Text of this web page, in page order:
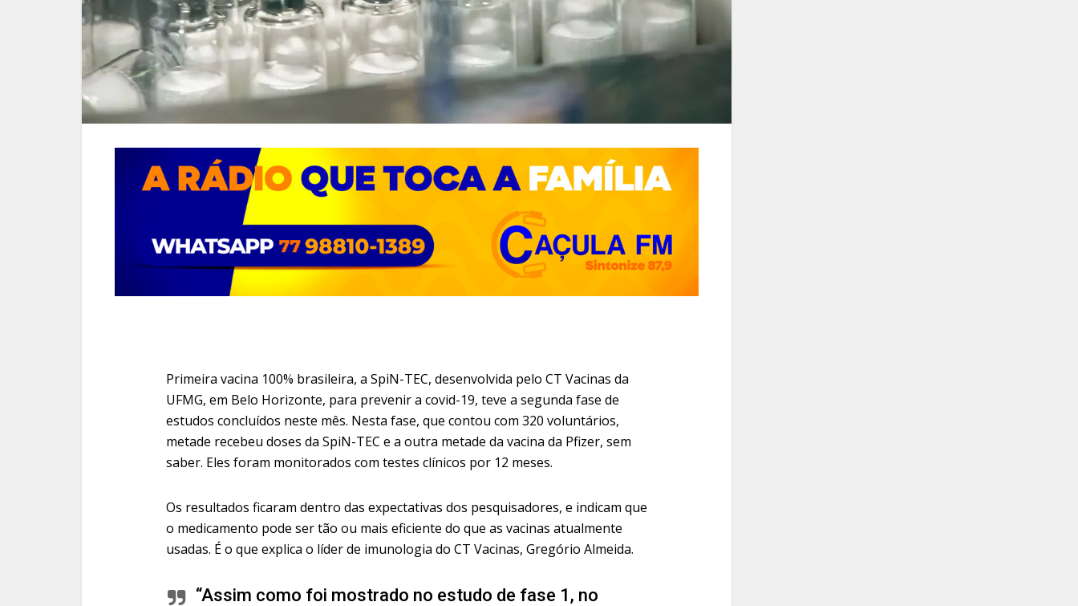
Primeira vacina 100% brasileira, a SpiN-TEC, desenvolvida pelo CT Vacinas da
UFMG, em Belo Horizonte, para prevenir a covid-19, teve a segunda fase de
estudos concluídos neste mês. Nesta fase, que contou com 320 voluntários,
metade recebeu doses da SpiN-TEC e a outra metade da vacina da Pfizer, sem
saber. Eles foram monitorados com testes clínicos por 12 meses.
Os resultados ficaram dentro das expectativas dos pesquisadores, e indicam que
o medicamento pode ser tão ou mais eficiente do que as vacinas atualmente
usadas. É o que explica o líder de imunologia do CT Vacinas, Gregório Almeida.
“Assim como foi mostrado no estudo de fase 1, no